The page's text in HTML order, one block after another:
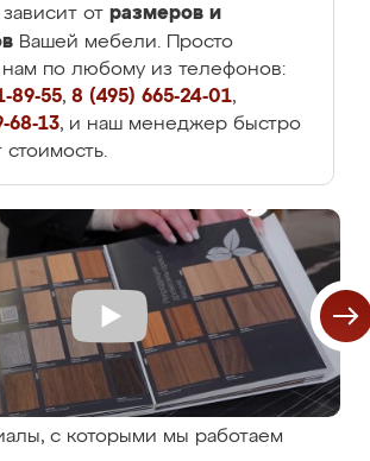
от размеров и
Вашей мебели. Просто
нам по любому из телефонов:
89-55, 8 (495) 665-24-01,
68-13, и наш менеджер быстро
стоимость.
с которыми мы работаем